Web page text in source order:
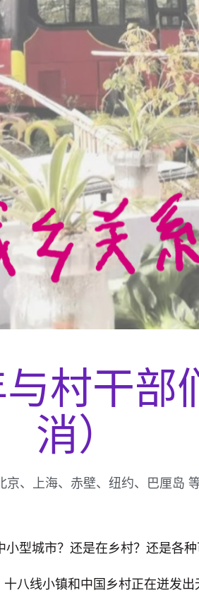
村干
消）
京、上海、赤壁、纽约、巴厘岛
型城市？还是在乡村？还是各种
八线小镇和中国乡村正在迸发